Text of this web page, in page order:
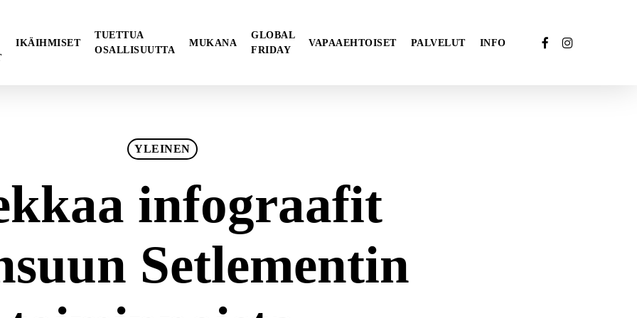
IKÄIHMISET
TUETTUA
OSALLISUUTTA
MUKANA
GLOBAL
FRIDAY
VAPAAEHTOISET PALVELUT INFO FACEBOOK
INSTAGRAM
YLEINEN
infograafit
Setlementin